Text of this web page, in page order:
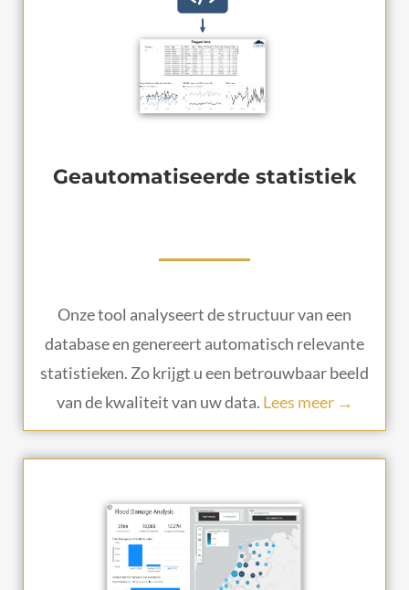
Geautomatiseerde statistiek
Onze tool analyseert de structuur van een
database en genereert automatisch relevante
statistieken. Zo krijgt u een betrouwbaar beeld
van de kwaliteit van uw data. Lees meer →